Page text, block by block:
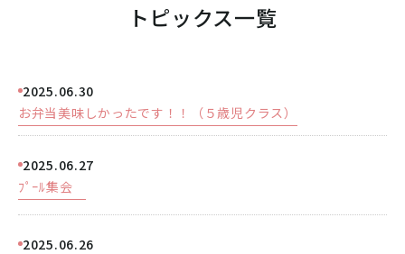
06-6998-5321
トピックス一覧
2025.06.30
お弁当美味しかったです！！（５歳児クラス）
2025.06.27
ﾌﾟｰﾙ集会
2025.06.26